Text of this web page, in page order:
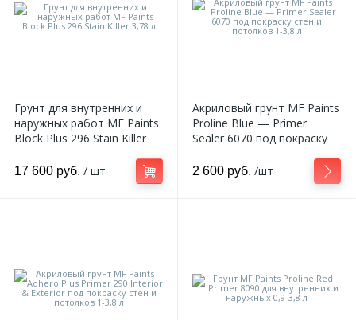
Грунт для внутренних и
наружных работ MF Paints
Block Plus 296 Stain Killer
17 600 руб. / шт
Акриловый грунт MF Paints
Proline Blue — Primer
Sealer 6070 под покраску
2 600 руб. /шт